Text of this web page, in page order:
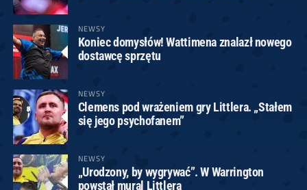
NEWSY
Koniec domysłów! Wattimena znalazł nowego
dostawcę sprzętu
NEWSY
Clemens pod wrażeniem gry Littlera. „Stałem
się jego psychofanem”
NEWSY
„Urodzony, by wygrywać”. W Warrington
powstał mural Littlera